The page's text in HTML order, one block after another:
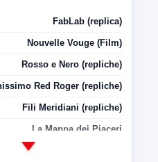
FabLab (replica)
Nouvelle Vouge (Film)
Rosso e Nero (repliche)
Red Roger (repliche)
Fili Meridiani (repliche)
La Mappa dei Piaceri